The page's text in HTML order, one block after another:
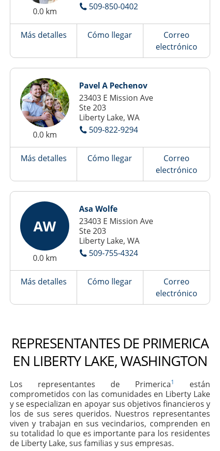
0.0 km
509-850-0402
Más detalles Cómo llegar
Correo
electrónico
0.0 km
Pavel A Pechenov
23403 E Mission Ave
Ste 203
Liberty Lake, WA
509-822-9294
Más detalles Cómo llegar
Correo
electrónico
AW
0.0 km
Asa Wolfe
23403 E Mission Ave
Ste 203
Liberty Lake, WA
509-755-4324
Más detalles Cómo llegar
Correo
electrónico
REPRESENTANTES DE PRIMERICA
EN LIBERTY LAKE, WASHINGTON
Los representantes de Primerica1
están
comprometidos con las comunidades en Liberty Lake
y se especializan en apoyar sus objetivos financieros y
los de sus seres queridos. Nuestros representantes
viven y trabajan en sus vecindarios, comprenden en
su totalidad lo que es importante para los residentes
de Liberty Lake, sus familias y sus empresas.